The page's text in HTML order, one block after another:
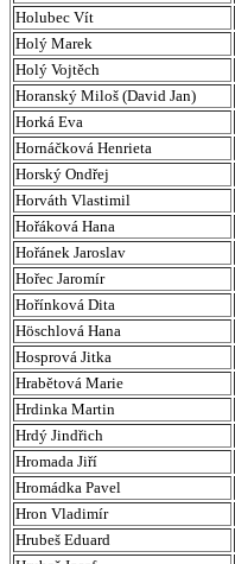
Holubec Vít
Holý Marek
Holý Vojtěch
Horanský Miloš (David Jan)
Horká Eva
Hornáčková Henrieta
Horský Ondřej
Horváth Vlastimil
Hořáková Hana
Hořánek Jaroslav
Hořec Jaromír
Hořínková Dita
Höschlová Hana
Hosprová Jitka
Hrabětová Marie
Hrdinka Martin
Hrdý Jindřich
Hromada Jiří
Hromádka Pavel
Hron Vladimír
Hrubeš Eduard